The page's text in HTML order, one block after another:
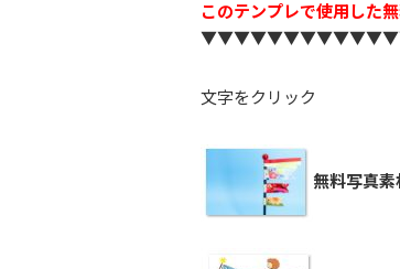
このテンプレで使用した
文字をクリック
無料写真素